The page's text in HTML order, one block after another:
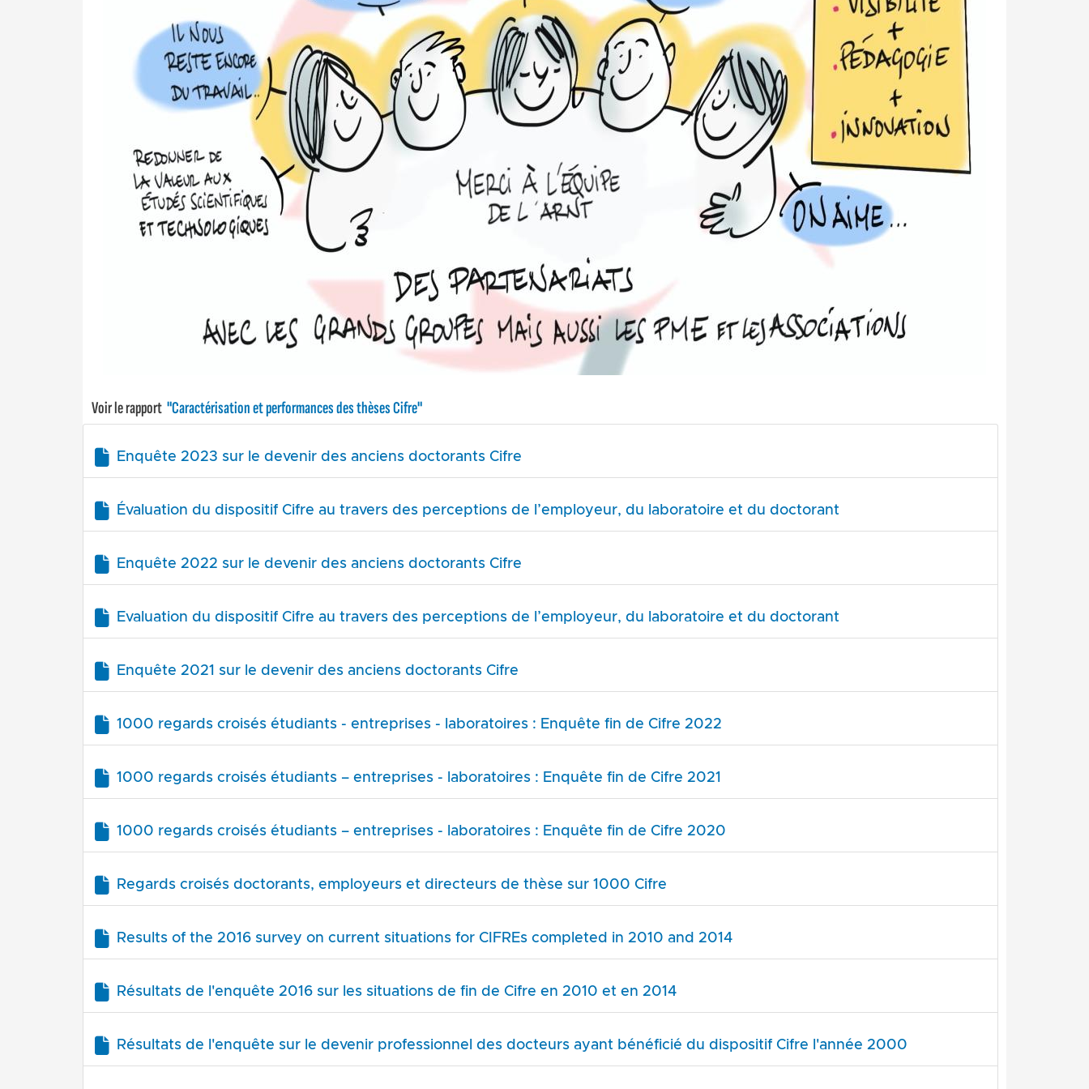
Voir le rapport "Caractérisation et performances des thèses Cifre"
Enquête 2023 sur le devenir des anciens doctorants Cifre
Évaluation du dispositif Cifre au travers des perceptions de l’employeur, du laboratoire et du doctorant
Enquête 2022 sur le devenir des anciens doctorants Cifre
Evaluation du dispositif Cifre au travers des perceptions de l’employeur, du laboratoire et du doctorant
Enquête 2021 sur le devenir des anciens doctorants Cifre
1000 regards croisés étudiants - entreprises - laboratoires : Enquête fin de Cifre 2022
1000 regards croisés étudiants – entreprises - laboratoires : Enquête fin de Cifre 2021
1000 regards croisés étudiants – entreprises - laboratoires : Enquête fin de Cifre 2020
Regards croisés doctorants, employeurs et directeurs de thèse sur 1000 Cifre
Results of the 2016 survey on current situations for CIFREs completed in 2010 and 2014
Résultats de l'enquête 2016 sur les situations de fin de Cifre en 2010 et en 2014
Résultats de l'enquête sur le devenir professionnel des docteurs ayant bénéficié du dispositif Cifre l'année 2000